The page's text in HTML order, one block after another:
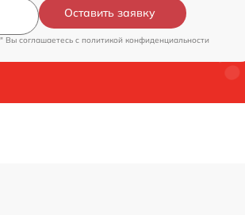
Оставить заявку
Вы соглашаетесь c политикой конфиденциальности